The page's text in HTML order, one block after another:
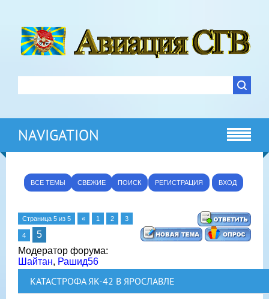
NAVIGATION
ВСЕ ТЕМЫ СВЕЖИЕ ПОИСК РЕГИСТРАЦИЯ ВХОД
Страница 5 из 5 « 1 2 3
4
5
Модератор форума:
Шайтан, Рашид56
КАТАСТРОФА ЯК-42 В ЯРОСЛАВЛЕ